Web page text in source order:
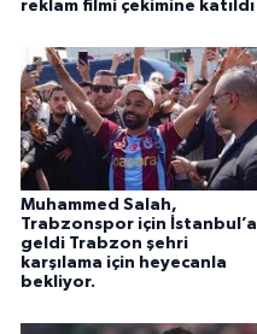
reklam filmi çekimine katıldı
Muhammed Salah,
Trabzonspor için İstanbul’a
geldi Trabzon şehri
karşılama için heyecanla
bekliyor.